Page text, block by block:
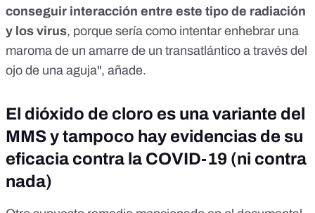
conseguir interacción entre este tipo de radiación
y los virus, porque sería como intentar enhebrar una
maroma de un amarre de un transatlántico a través del
ojo de una aguja", añade.
El dióxido de cloro es una variante del
MMS y tampoco hay evidencias de su
eficacia contra la COVID-19 (ni contra
nada)